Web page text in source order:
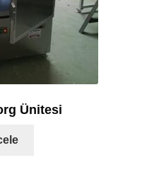
Ünitesi